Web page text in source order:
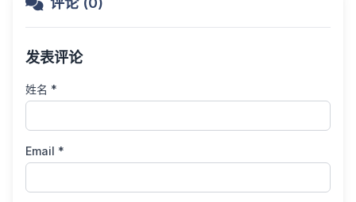
发表评论
姓名 *
Email *